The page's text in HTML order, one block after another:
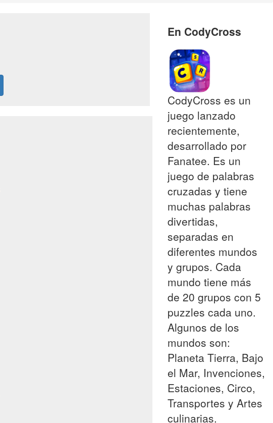
En CodyCross
CodyCross es un
juego lanzado
recientemente,
desarrollado por
Fanatee. Es un
juego de palabras
cruzadas y tiene
muchas palabras
divertidas,
separadas en
diferentes mundos
y grupos. Cada
mundo tiene más
de 20 grupos con 5
puzzles cada uno.
Algunos de los
mundos son:
Planeta Tierra, Bajo
el Mar, Invenciones,
Estaciones, Circo,
Transportes y Artes
culinarias.